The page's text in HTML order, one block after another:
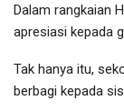
Dalam rangkaian
apresiasi kepada
Tak hanya itu,
berbagi kepada